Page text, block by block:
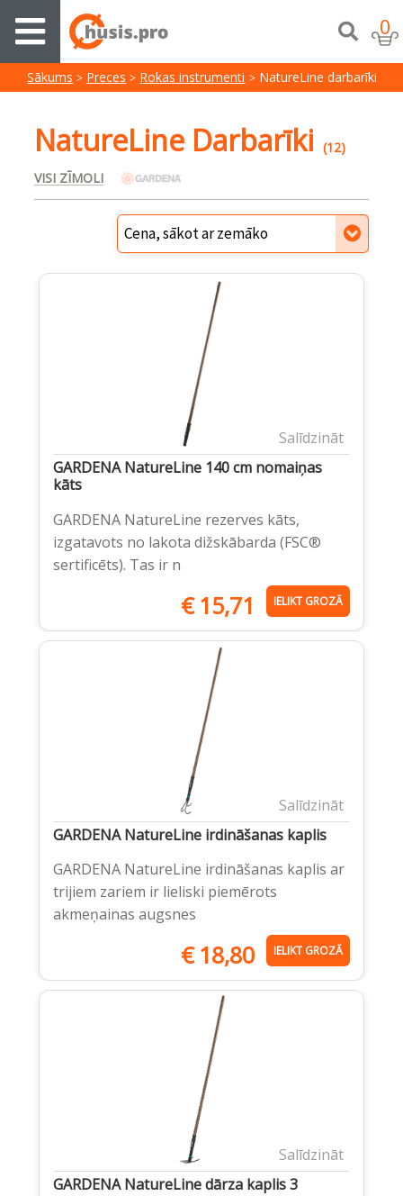
0
Sākums Preces Rokas instrumenti NatureLine darbarīki
NatureLine Darbarīki (12)
VISI ZĪMOLI
Salīdzināt
GARDENA NatureLine 140 cm nomaiņas
kāts
GARDENA NatureLine rezerves kāts,
izgatavots no lakota dižskābarda (FSC®
sertificēts). Tas ir n
€15,71 IELIKT GROZĀ
Salīdzināt
GARDENA NatureLine irdināšanas kaplis
GARDENA NatureLine irdināšanas kaplis ar
trijiem zariem ir lieliski piemērots
akmeņainas augsnes
€18,80 IELIKT GROZĀ
Salīdzināt
GARDENA NatureLine dārza kaplis 3